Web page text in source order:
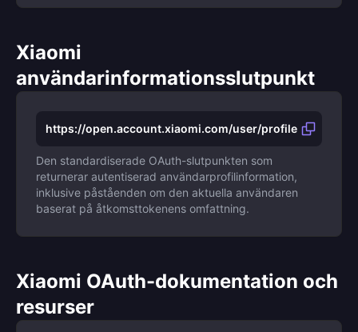
Xiaomi
användarinformationsslutpunkt
https://open.account.xiaomi.com/user/profile
Den standardiserade OAuth-slutpunkten som
returnerar autentiserad användarprofilinformation,
inklusive påståenden om den aktuella användaren
baserat på åtkomsttokenens omfattning.
Xiaomi OAuth-dokumentation och
resurser